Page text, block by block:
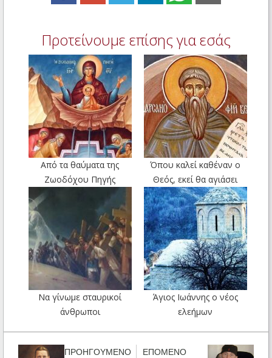
Προτείνουμε επίσης για εσάς
Από τα θαύματα της
Ζωοδόχου Πηγής
Όπου καλεί καθέναν ο
Θεός, εκεί θα αγιάσει
Να γίνωμε σταυρικοί
άνθρωποι
Άγιος Ιωάννης ο νέος
ελεήμων
ΠΡΟΗΓΟΥΜΕΝΟ ΕΠΟΜΕΝΟ